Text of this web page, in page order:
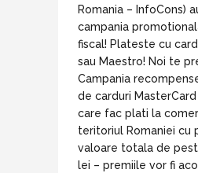
Romania – InfoCons)
campania
fiscal! Plateste cu
sau Maestro! Noi te
Campania
de carduri
care fac plati la
teritoriul Romaniei cu
valoare totala de
lei – premiile vor fi